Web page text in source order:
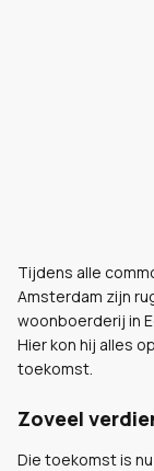
Tijdens alle
Amsterdam zijn
woonboerderij in
Hier kon hij alles
toekomst.
Zoveel
Die toekomst is